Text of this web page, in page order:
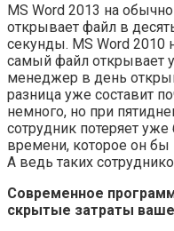
MS Word 2013 на
открывает файл в
секунды. MS Word
самый файл открывает
менеджер в день
разница уже составит
немного, но при
сотрудник потеряет
времени, которое он бы
А ведь таких
Современное
скрытые затраты